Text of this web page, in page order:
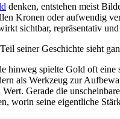
denken, entstehen meist
Kronen oder aufwendig
sichtbar, repräsentativ
seiner Geschichte sieht
hinweg spielte Gold oft
als Werkzeug zur
Gerade die
worin seine eigentliche